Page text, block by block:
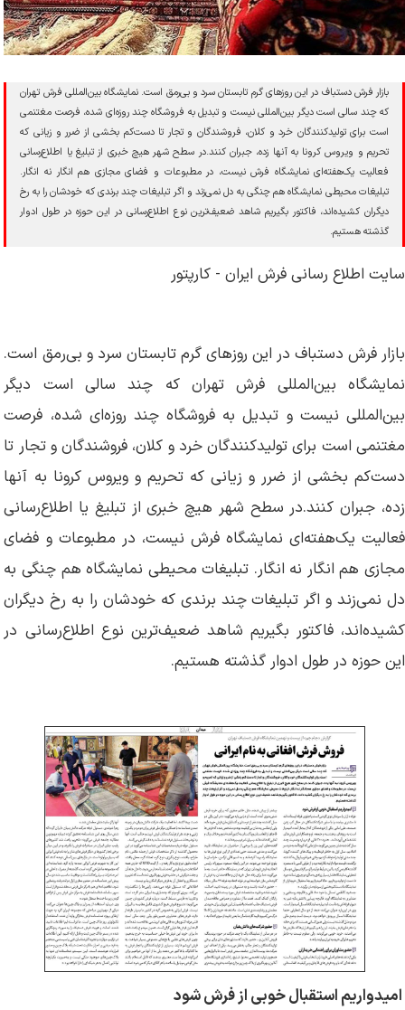
بازار فرش دستباف در این روزهای گرم تابستان سرد و بی‌رمق است. نمایشگاه بین‌المللی فرش تهران
که چند سالی است دیگر بین‌المللی نیست و تبدیل به فروشگاه چند روزه‌ای شده، فرصت مغتنمی
است برای تولیدکنندگان خرد و کلان، فروشندگان و تجار تا دست‌کم بخشی از ضرر و‌ زیانی که
تحریم و ویروس کرونا به آنها زده، جبران کنند.در سطح شهر هیچ خبری از تبلیغ یا اطلاع‌رسانی
فعالیت یک‌هفته‌ای نمایشگاه فرش نیست، در مطبوعات و فضای مجازی هم انگار نه انگار.
تبلیغات محیطی نمایشگاه هم چنگی به دل نمی‌زند و اگر تبلیغات چند برندی که خودشان را به رخ
دیگران کشیده‌اند، فاکتور بگیریم شاهد ضعیف‌ترین نوع اطلاع‌رسانی در این حوزه در طول ادوار
گذشته هستیم.
سایت اطلاع رسانی فرش ایران - کارپتور
بازار فرش دستباف در این روزهای گرم تابستان سرد و بی‌رمق است.
نمایشگاه بین‌المللی فرش تهران که چند سالی است دیگر
بین‌المللی نیست و تبدیل به فروشگاه چند روزه‌ای شده، فرصت
مغتنمی است برای تولیدکنندگان خرد و کلان، فروشندگان و تجار تا
دست‌کم بخشی از ضرر و‌ زیانی که تحریم و ویروس کرونا به آنها
زده، جبران کنند.در سطح شهر هیچ خبری از تبلیغ یا اطلاع‌رسانی
فعالیت یک‌هفته‌ای نمایشگاه فرش نیست، در مطبوعات و فضای
مجازی هم انگار نه انگار. تبلیغات محیطی نمایشگاه هم چنگی به
دل نمی‌زند و اگر تبلیغات چند برندی که خودشان را به رخ دیگران
کشیده‌اند، فاکتور بگیریم شاهد ضعیف‌ترین نوع اطلاع‌رسانی در
این حوزه در طول ادوار گذشته هستیم.
امیدواریم استقبال خوبی از فرش شود